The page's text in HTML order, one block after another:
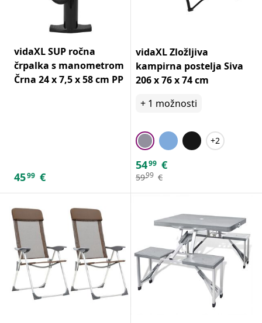
vidaXL SUP ročna
črpalka s manometrom
Črna 24 x 7,5 x 58 cm PP
4599 €
vidaXL Zložljiva
kampirna postelja Siva
206 x 76 x 74 cm
+ 1 možnosti
+2
5499 €
5999 €